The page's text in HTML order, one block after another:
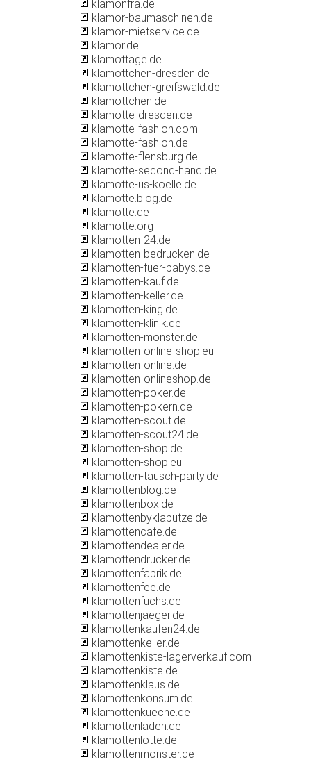
klamonfra.de
klamor-baumaschinen.de
klamor-mietservice.de
klamor.de
klamottage.de
klamottchen-dresden.de
klamottchen-greifswald.de
klamottchen.de
klamotte-dresden.de
klamotte-fashion.com
klamotte-fashion.de
klamotte-flensburg.de
klamotte-second-hand.de
klamotte-us-koelle.de
klamotte.blog.de
klamotte.de
klamotte.org
klamotten-24.de
klamotten-bedrucken.de
klamotten-fuer-babys.de
klamotten-kauf.de
klamotten-keller.de
klamotten-king.de
klamotten-klinik.de
klamotten-monster.de
klamotten-online-shop.eu
klamotten-online.de
klamotten-onlineshop.de
klamotten-poker.de
klamotten-pokern.de
klamotten-scout.de
klamotten-scout24.de
klamotten-shop.de
klamotten-shop.eu
klamotten-tausch-party.de
klamottenblog.de
klamottenbox.de
klamottenbyklaputze.de
klamottencafe.de
klamottendealer.de
klamottendrucker.de
klamottenfabrik.de
klamottenfee.de
klamottenfuchs.de
klamottenjaeger.de
klamottenkaufen24.de
klamottenkeller.de
klamottenkiste-lagerverkauf.com
klamottenkiste.de
klamottenklaus.de
klamottenkonsum.de
klamottenkueche.de
klamottenladen.de
klamottenlotte.de
klamottenmonster.de